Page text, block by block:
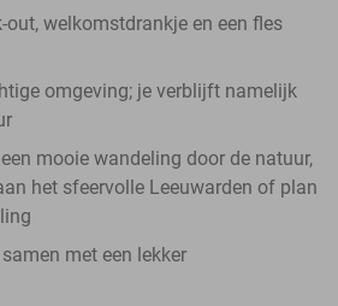
welkomstdrankje en een fles
omgeving; je verblijft namelijk
mooie wandeling door de natuur,
het sfeervolle Leeuwarden of plan
met een lekker